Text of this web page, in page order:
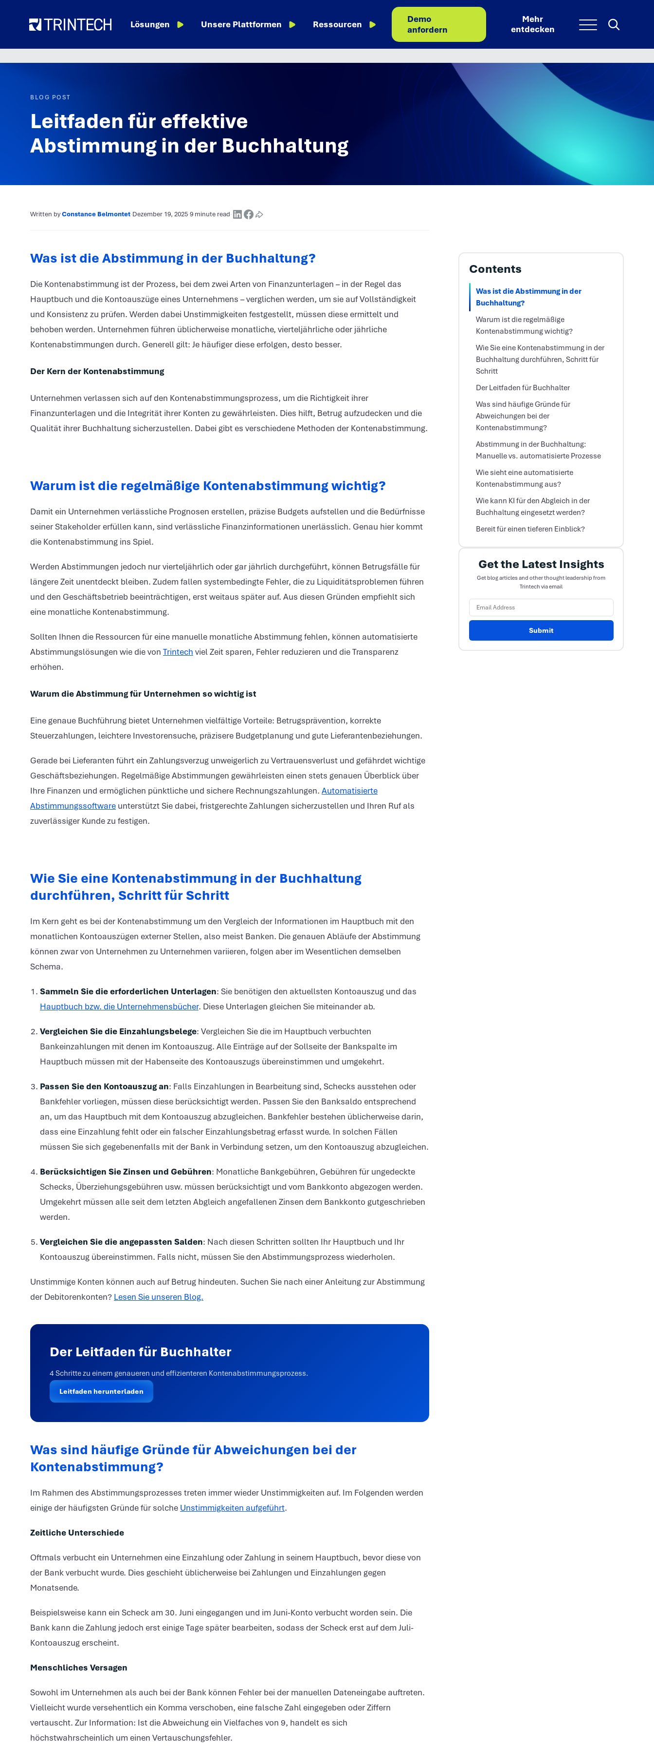
Lösungen Unsere Plattformen Ressourcen
Demo
anfordern
Mehr
entdeckenMenu Search
BLOG POST
Leitfaden für effektive
Abstimmung in der Buchhaltung
Written byConstance Belmontet·Dezember 19, 2025·9 minute read·
Was ist die Abstimmung in der Buchhaltung?
Die Kontenabstimmung ist der Prozess, bei dem zwei Arten von Finanzunterlagen – in der Regel das
Hauptbuch und die Kontoauszüge eines Unternehmens – verglichen werden, um sie auf Vollständigkeit
und Konsistenz zu prüfen. Werden dabei Unstimmigkeiten festgestellt, müssen diese ermittelt und
behoben werden. Unternehmen führen üblicherweise monatliche, vierteljährliche oder jährliche
Kontenabstimmungen durch. Generell gilt: Je häufiger diese erfolgen, desto besser.
Der Kern der Kontenabstimmung
Unternehmen verlassen sich auf den Kontenabstimmungsprozess, um die Richtigkeit ihrer
Finanzunterlagen und die Integrität ihrer Konten zu gewährleisten. Dies hilft, Betrug aufzudecken und die
Qualität ihrer Buchhaltung sicherzustellen. Dabei gibt es verschiedene Methoden der Kontenabstimmung.
Warum ist die regelmäßige Kontenabstimmung wichtig?
Damit ein Unternehmen verlässliche Prognosen erstellen, präzise Budgets aufstellen und die Bedürfnisse
seiner Stakeholder erfüllen kann, sind verlässliche Finanzinformationen unerlässlich. Genau hier kommt
die Kontenabstimmung ins Spiel.
Werden Abstimmungen jedoch nur vierteljährlich oder gar jährlich durchgeführt, können Betrugsfälle für
längere Zeit unentdeckt bleiben. Zudem fallen systembedingte Fehler, die zu Liquiditätsproblemen führen
und den Geschäftsbetrieb beeinträchtigen, erst weitaus später auf. Aus diesen Gründen empfiehlt sich
eine monatliche Kontenabstimmung.
Sollten Ihnen die Ressourcen für eine manuelle monatliche Abstimmung fehlen, können automatisierte
Abstimmungslösungen wie die von Trintech viel Zeit sparen, Fehler reduzieren und die Transparenz
erhöhen.
Warum die Abstimmung für Unternehmen so wichtig ist
Eine genaue Buchführung bietet Unternehmen vielfältige Vorteile: Betrugsprävention, korrekte
Steuerzahlungen, leichtere Investorensuche, präzisere Budgetplanung und gute Lieferantenbeziehungen.
Gerade bei Lieferanten führt ein Zahlungsverzug unweigerlich zu Vertrauensverlust und gefährdet wichtige
Geschäftsbeziehungen. Regelmäßige Abstimmungen gewährleisten einen stets genauen Überblick über
Ihre Finanzen und ermöglichen pünktliche und sichere Rechnungszahlungen. Automatisierte
Abstimmungssoftware unterstützt Sie dabei, fristgerechte Zahlungen sicherzustellen und Ihren Ruf als
zuverlässiger Kunde zu festigen.
Wie Sie eine Kontenabstimmung in der Buchhaltung
durchführen, Schritt für Schritt
Im Kern geht es bei der Kontenabstimmung um den Vergleich der Informationen im Hauptbuch mit den
monatlichen Kontoauszügen externer Stellen, also meist Banken. Die genauen Abläufe der Abstimmung
können zwar von Unternehmen zu Unternehmen variieren, folgen aber im Wesentlichen demselben
Schema.
Sammeln Sie die erforderlichen Unterlagen: Sie benötigen den aktuellsten Kontoauszug und das
Hauptbuch bzw. die Unternehmensbücher. Diese Unterlagen gleichen Sie miteinander ab.
Vergleichen Sie die Einzahlungsbelege: Vergleichen Sie die im Hauptbuch verbuchten
Bankeinzahlungen mit denen im Kontoauszug. Alle Einträge auf der Sollseite der Bankspalte im
Hauptbuch müssen mit der Habenseite des Kontoauszugs übereinstimmen und umgekehrt.
Passen Sie den Kontoauszug an: Falls Einzahlungen in Bearbeitung sind, Schecks ausstehen oder
Bankfehler vorliegen, müssen diese berücksichtigt werden. Passen Sie den Banksaldo entsprechend
an, um das Hauptbuch mit dem Kontoauszug abzugleichen. Bankfehler bestehen üblicherweise darin,
dass eine Einzahlung fehlt oder ein falscher Einzahlungsbetrag erfasst wurde. In solchen Fällen
müssen Sie sich gegebenenfalls mit der Bank in Verbindung setzen, um den Kontoauszug abzugleichen.
Berücksichtigen Sie Zinsen und Gebühren: Monatliche Bankgebühren, Gebühren für ungedeckte
Schecks, Überziehungsgebühren usw. müssen berücksichtigt und vom Bankkonto abgezogen werden.
Umgekehrt müssen alle seit dem letzten Abgleich angefallenen Zinsen dem Bankkonto gutgeschrieben
werden.
Vergleichen Sie die angepassten Salden: Nach diesen Schritten sollten Ihr Hauptbuch und Ihr
Kontoauszug übereinstimmen. Falls nicht, müssen Sie den Abstimmungsprozess wiederholen.
Unstimmige Konten können auch auf Betrug hindeuten. Suchen Sie nach einer Anleitung zur Abstimmung
der Debitorenkonten? Lesen Sie unseren Blog.
Der Leitfaden für Buchhalter
4 Schritte zu einem genaueren und effizienteren Kontenabstimmungsprozess.
Leitfaden herunterladen
Was sind häufige Gründe für Abweichungen bei der
Kontenabstimmung?
Im Rahmen des Abstimmungsprozesses treten immer wieder Unstimmigkeiten auf. Im Folgenden werden
einige der häufigsten Gründe für solche Unstimmigkeiten aufgeführt.
Zeitliche Unterschiede
Oftmals verbucht ein Unternehmen eine Einzahlung oder Zahlung in seinem Hauptbuch, bevor diese von
der Bank verbucht wurde. Dies geschieht üblicherweise bei Zahlungen und Einzahlungen gegen
Monatsende.
Beispielsweise kann ein Scheck am 30. Juni eingegangen und im Juni-Konto verbucht worden sein. Die
Bank kann die Zahlung jedoch erst einige Tage später bearbeiten, sodass der Scheck erst auf dem Juli-
Kontoauszug erscheint.
Menschliches Versagen
Sowohl im Unternehmen als auch bei der Bank können Fehler bei der manuellen Dateneingabe auftreten.
Vielleicht wurde versehentlich ein Komma verschoben, eine falsche Zahl eingegeben oder Ziffern
vertauscht. Zur Information: Ist die Abweichung ein Vielfaches von 9, handelt es sich
höchstwahrscheinlich um einen Vertauschungsfehler.
Contents
Was ist die Abstimmung in der
Buchhaltung?
Warum ist die regelmäßige
Kontenabstimmung wichtig?
Wie Sie eine Kontenabstimmung in der
Buchhaltung durchführen, Schritt für
Schritt
Der Leitfaden für Buchhalter
Was sind häufige Gründe für
Abweichungen bei der
Kontenabstimmung?
Abstimmung in der Buchhaltung:
Manuelle vs. automatisierte Prozesse
Wie sieht eine automatisierte
Kontenabstimmung aus?
Wie kann KI für den Abgleich in der
Buchhaltung eingesetzt werden?
Bereit für einen tieferen Einblick?
Get the Latest Insights
Get blog articles and other thought leadership from
Trintech via email
Submit